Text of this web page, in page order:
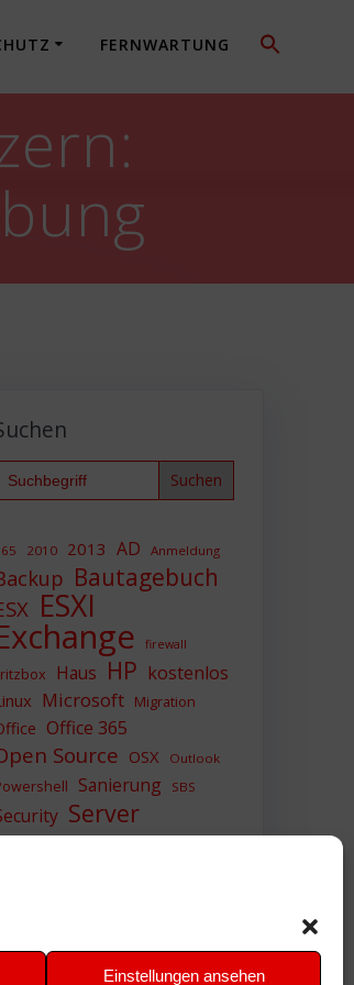
Einstellungen ansehen
FERNWARTUNG
for:
2010 2013 AD Anmeldung
Bautagebuch
ESXI
firewall
Haus HP kostenlos
Microsoft Migration
Office 365
Source OSX Outlook
Sanierung SBS
Server
SIEM
VPN WAZUH